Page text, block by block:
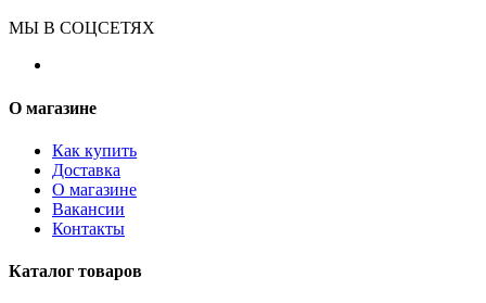
МЫ В СОЦСЕТЯХ
О магазине
Как купить
Доставка
О магазине
Вакансии
Контакты
Каталог товаров